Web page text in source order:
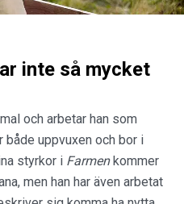
inte så mycket
och arbetar han som
både uppvuxen och bor i
styrkor i Farmenkommer
men han har även arbetat